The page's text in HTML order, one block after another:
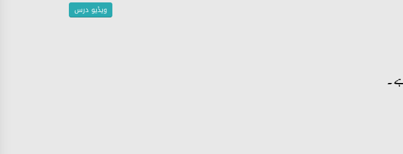
ویڈیو درس